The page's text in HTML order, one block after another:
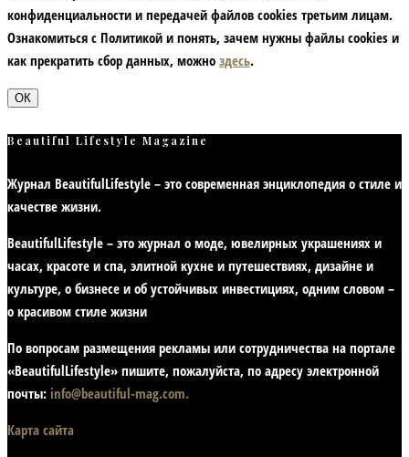
конфиденциальности и передачей файлов cookies третьим лицам.
Ознакомиться с Политикой и понять, зачем нужны файлы сookies и
как прекратить сбор данных, можно здесь.
ОК
Beautiful Lifestyle Magazine
Журнал BeautifulLifestyle – это современная энциклопедия о стиле и
качестве жизни.
BeautifulLifestyle – это журнал о моде, ювелирных украшениях и
часах, красоте и спа, элитной кухне и путешествиях, дизайне и
культуре, о бизнесе и об устойчивых инвестициях, одним словом –
о красивом стиле жизни
По вопросам размещения рекламы или сотрудничества на портале
«BeautifulLifestyle» пишите, пожалуйста, по адресу электронной
почты: info@beautiful-mag.com.
Карта сайта